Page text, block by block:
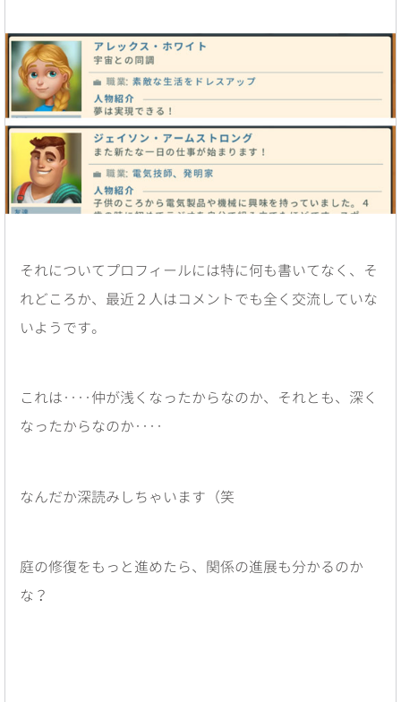
それについてプロフィールには特に何も書いてなく、そ
れどころか、最近２人はコメントでも全く交流していな
いようです。
これは‥‥仲が浅くなったからなのか、それとも、深く
なったからなのか‥‥
なんだか深読みしちゃいます（笑
庭の修復をもっと進めたら、関係の進展も分かるのか
な？